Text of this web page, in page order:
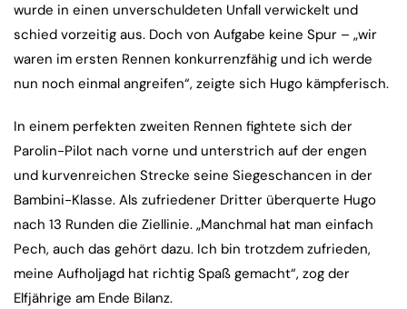
wurde in einen unverschuldeten Unfall verwickelt und
schied vorzeitig aus. Doch von Aufgabe keine Spur – „wir
waren im ersten Rennen konkurrenzfähig und ich werde
nun noch einmal angreifen“, zeigte sich Hugo kämpferisch.
In einem perfekten zweiten Rennen fightete sich der
Parolin-Pilot nach vorne und unterstrich auf der engen
und kurvenreichen Strecke seine Siegeschancen in der
Bambini-Klasse. Als zufriedener Dritter überquerte Hugo
nach 13 Runden die Ziellinie. „Manchmal hat man einfach
Pech, auch das gehört dazu. Ich bin trotzdem zufrieden,
meine Aufholjagd hat richtig Spaß gemacht“, zog der
Elfjährige am Ende Bilanz.